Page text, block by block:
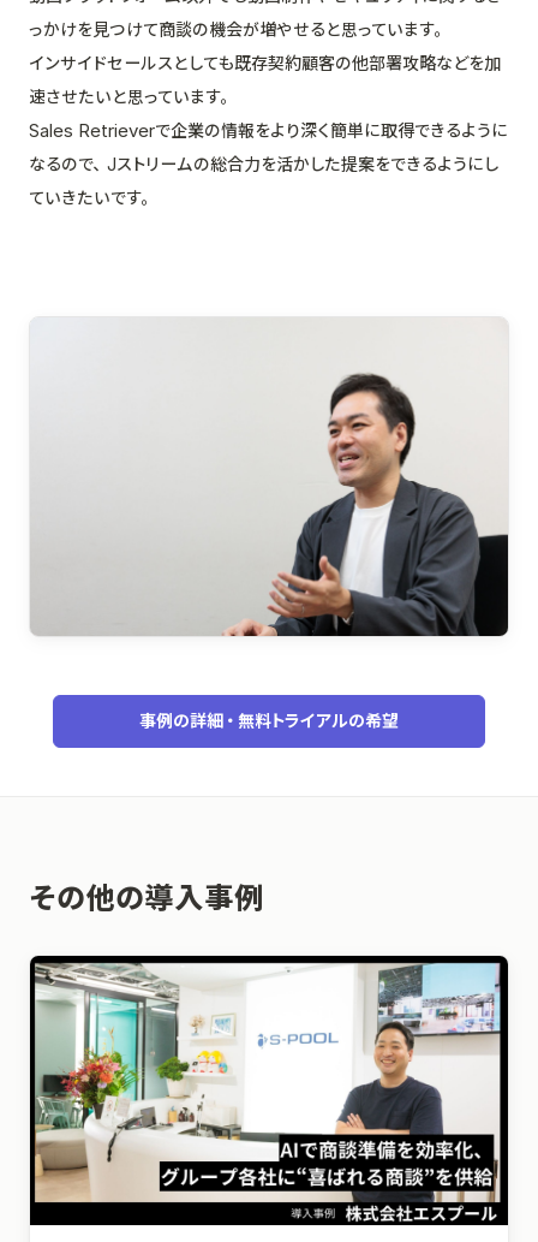
っかけを見つけて商談の機会が増やせると思っています。
インサイドセールスとしても既存契約顧客の他部署攻略などを加
速させたいと思っています。
Sales Retrieverで企業の情報をより深く簡単に取得できるように
なるので、Jストリームの総合力を活かした提案をできるようにし
ていきたいです。
事例の詳細・無料トライアルの希望
その他の導入事例